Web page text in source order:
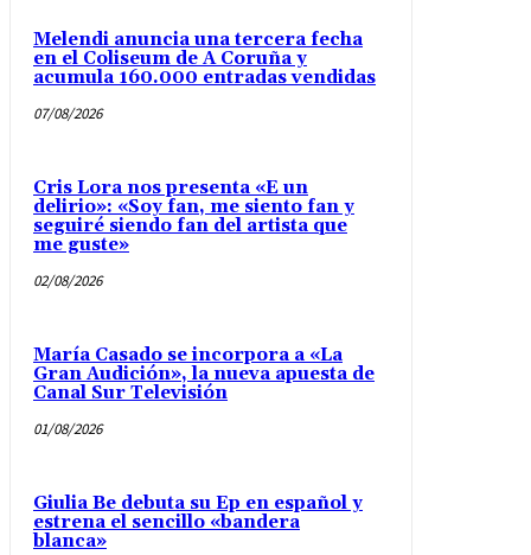
Melendi anuncia una tercera fecha
en el Coliseum de A Coruña y
acumula 160.000 entradas vendidas
07/08/2026
Cris Lora nos presenta «E un
delirio»: «Soy fan, me siento fan y
seguiré siendo fan del artista que
me guste»
02/08/2026
María Casado se incorpora a «La
Gran Audición», la nueva apuesta de
Canal Sur Televisión
01/08/2026
Giulia Be debuta su Ep en español y
estrena el sencillo «bandera
blanca»